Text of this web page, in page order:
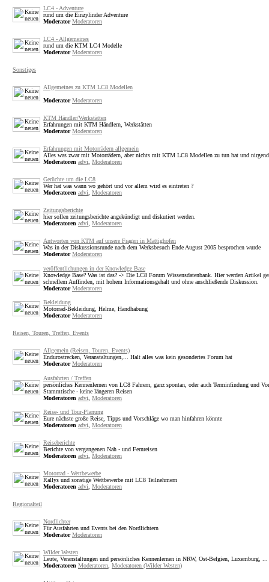
LC4 - Adventure
rund um die Einzylinder Adventure
Moderator Moderatoren
LC4 - Allgemeines
rund um die KTM LC4 Modelle
Moderator Moderatoren
Sonstiges
Allgemeines zu KTM LC8 Modellen
Moderator Moderatoren
KTM Händler/Werkstätten
Erfahrungen mit KTM Händlern, Werkstätten
Moderator Moderatoren
Erfahrungen mit Motorrädern allgemein
Alles was zwar mit Motorrädern, aber nichts mit KTM LC8 Modellen zu tun hat und
Moderatoren advi Moderatoren
Gerüchte um die LC8
Wer hat was wann wo gehört und vor allem wird es eintreten ?
Moderatoren advi Moderatoren
Zeitungsberichte
hier sollen zeitungsberichte angekündigt und diskutiert werden.
Moderatoren advi Moderatoren
Antworten von KTM auf unsere Fragen in Mattighofen
Was in der Diskussionsrunde nach dem Werksbesuch Ende August 2005 besprochen wurde
Moderator Moderatoren
veröffentlichungen in der Knowledge Base
Knowledge Base? Was ist das? -> Die LC8 Forum Wissensdatenbank. Hier werden Artikel
schnellem Auffinden, mit hohem Informationsgehalt und ohne anschließende Diskussion.
Moderator Moderatoren
Bekleidung
Motorrad-Bekleidung, Helme, Handhabung
Moderator Moderatoren
Reisen, Touren, Treffen, Events
Allgemein (Reisen, Touren, Events)
Endurostrecken, Veranstaltungen,... Halt alles was kein gesondertes Forum hat
Moderator Moderatoren
Ausfahrten / Treffen
persönliches Kennenlernen von LC8 Fahrern, ganz spontan, oder auch Terminfindung und
Stammtische - keine längeren Reisen
Moderatoren advi Moderatoren
Reise- und Tour-Planung
Eure nächste große Reise, Tipps und Vorschläge wo man hinfahren könnte
Moderatoren advi Moderatoren
Reiseberichte
Berichte von vergangenen Nah - und Fernreisen
Moderatoren advi Moderatoren
Motorrad - Wettbewerbe
Rallys und sonstige Wettbewerbe mit LC8 Teilnehmern
Moderatoren advi Moderatoren
Regionalteil
Nordlichter
Für Ausfahrten und Events bei den Nordlichtern
Moderator Moderatoren
Wilder Westen
Leute, Veranstaltungen und persönliches Kennenlernen in NRW, Ost-Belgien, Luxemburg, ...
Moderatoren Moderatoren Moderatoren (Wilder Westen)